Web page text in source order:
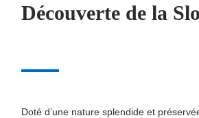
Découverte de la
Doté d’une nature splendide et